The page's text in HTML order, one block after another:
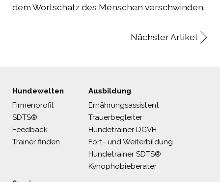
dem Wortschatz des Menschen verschwinden.
Nächster Artikel
Hundewelten
Firmenprofil
SDTS®
Feedback
Trainer finden
Ausbildung
Ernährungsassistent
Trauerbegleiter
Hundetrainer DGVH
Fort- und Weiterbildung
Hundetrainer SDTS®
Kynophobieberater